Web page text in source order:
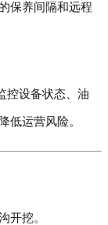
保养间隔和远程
控设备状态、油
低运营风险。
开挖。